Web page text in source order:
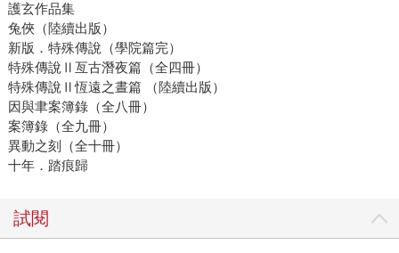
護玄作品集
兔俠（陸續出版）
新版．特殊傳說（學院篇完）
特殊傳說Ⅱ亙古潛夜篇（全四冊）
特殊傳說Ⅱ恆遠之晝篇 （陸續出版）
因與聿案簿錄（全八冊）
案簿錄（全九冊）
異動之刻（全十冊）
十年．踏痕歸
試閱